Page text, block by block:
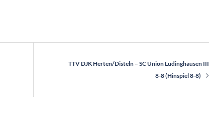
TTV DJK Herten/Disteln – SC Union Lüdinghausen III
8-8 (Hinspiel 8-8)